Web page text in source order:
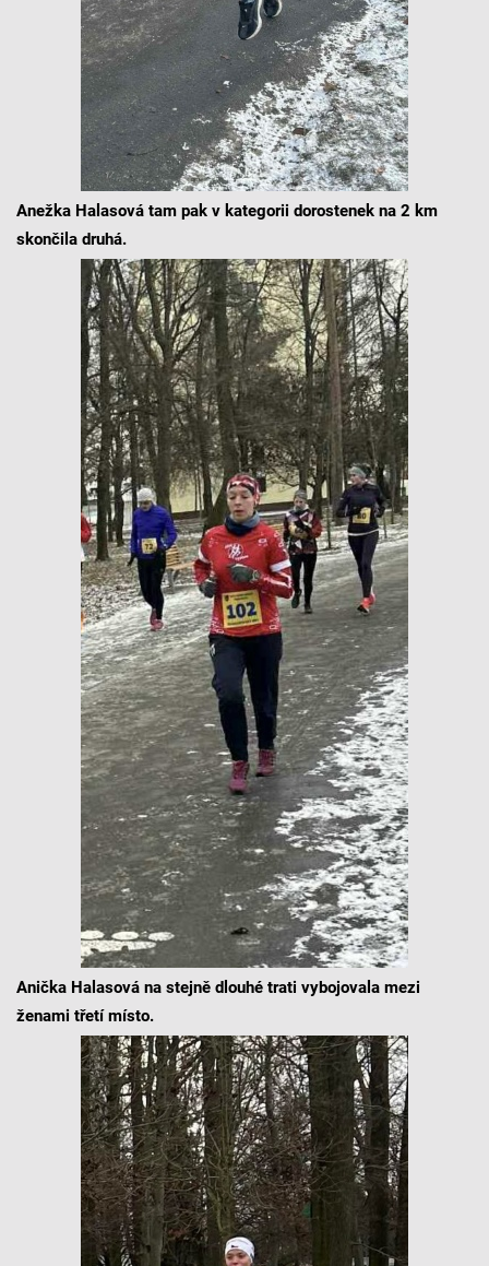
Anežka Halasová tam pak v kategorii dorostenek na 2 km
skončila druhá.
Anička Halasová na stejně dlouhé trati vybojovala mezi
ženami třetí místo.